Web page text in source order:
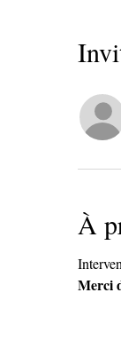
À
Merci